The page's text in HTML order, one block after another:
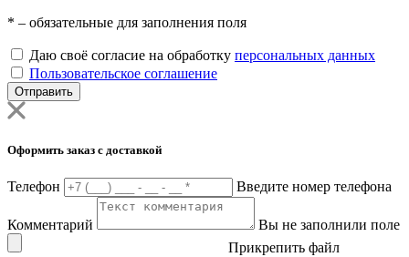
* – обязательные для заполнения поля
Даю своё согласие на обработку персональных данных
Пользовательское соглашение
Отправить
Оформить заказ с доставкой
Телефон Введите номер телефона
Комментарий
Вы не заполнили поле
Прикрепить файл